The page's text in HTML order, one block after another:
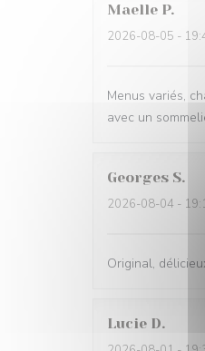
Maelle P
2026-08-05 -
Menus variés,
avec un
Georges S
2026-08-04 -
Original,
Lucie D